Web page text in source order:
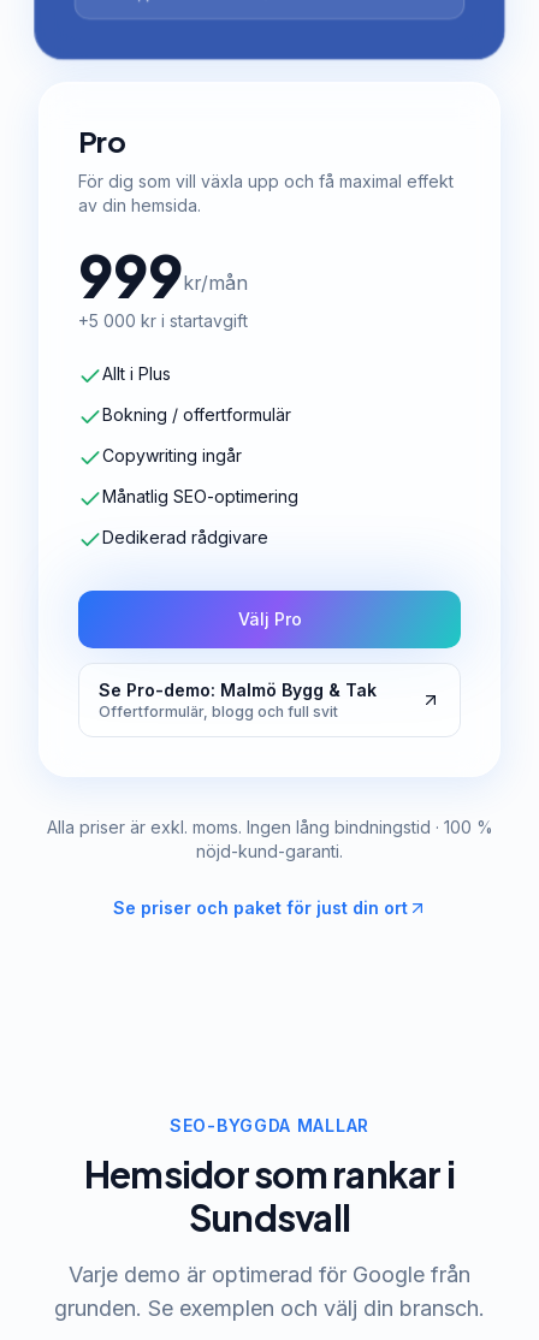
Pro
För dig som vill växla upp och få maximal effekt
av din hemsida.
999kr/mån
+5 000 kr i startavgift
Allt i Plus
Bokning / offertformulär
Copywriting ingår
Månatlig SEO-optimering
Dedikerad rådgivare
Välj Pro
Se Pro-demo: Malmö Bygg & Tak
Offertformulär, blogg och full svit
Alla priser är exkl. moms. Ingen lång bindningstid · 100 %
nöjd-kund-garanti.
Se priser och paket för just din ort
SEO-BYGGDA MALLAR
Hemsidor som rankar i
Sundsvall
Varje demo är optimerad för Google från
grunden. Se exemplen och välj din bransch.